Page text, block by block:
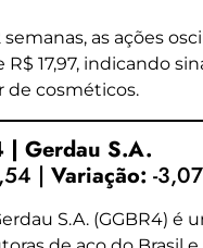
as ações
R$ 17,97, indicando
de cosméticos.
| Gerdau S.A.
| Variação: -
S.A. (GGBR4) é